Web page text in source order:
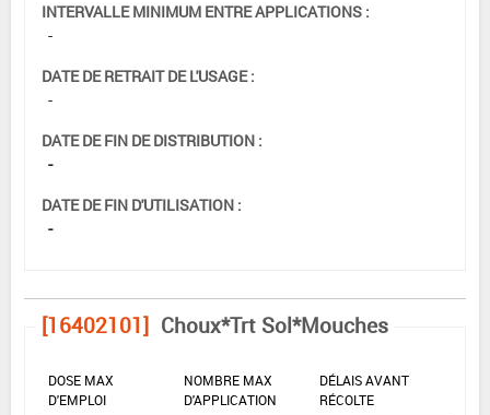
INTERVALLE MINIMUM ENTRE APPLICATIONS :
-
DATE DE RETRAIT DE L'USAGE :
-
DATE DE FIN DE DISTRIBUTION :
-
DATE DE FIN D'UTILISATION :
-
[16402101] Choux*Trt Sol*Mouches
DOSE MAX
D'EMPLOI
NOMBRE MAX
D'APPLICATION
DÉLAIS AVANT
RÉCOLTE